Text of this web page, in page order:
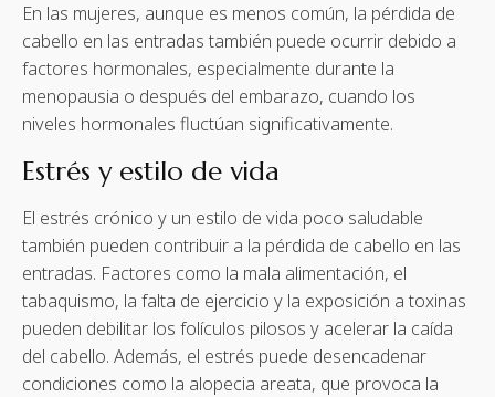
En las mujeres, aunque es menos común, la pérdida de
cabello en las entradas también puede ocurrir debido a
factores hormonales, especialmente durante la
menopausia o después del embarazo, cuando los
niveles hormonales fluctúan significativamente.
Estrés y estilo de vida
El estrés crónico y un estilo de vida poco saludable
también pueden contribuir a la pérdida de cabello en las
entradas. Factores como la mala alimentación, el
tabaquismo, la falta de ejercicio y la exposición a toxinas
pueden debilitar los folículos pilosos y acelerar la caída
del cabello. Además, el estrés puede desencadenar
condiciones como la alopecia areata, que provoca la